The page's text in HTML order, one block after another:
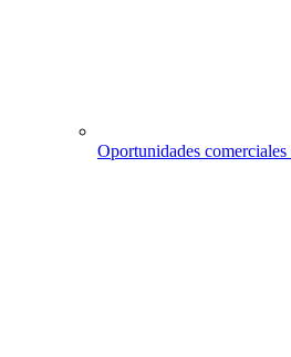
Oportunidades